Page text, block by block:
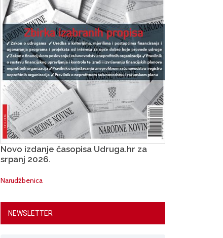
Novo izdanje časopisa Udruga.hr za
srpanj 2026.
Narudžbenica
NEWSLETTER